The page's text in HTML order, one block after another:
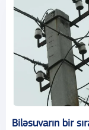
Biləsuvarın bir